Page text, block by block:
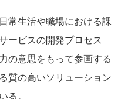
常生活や職場における課
ービスの開発プロセス
の意思をもって参画する
質の高いソリューション
る。